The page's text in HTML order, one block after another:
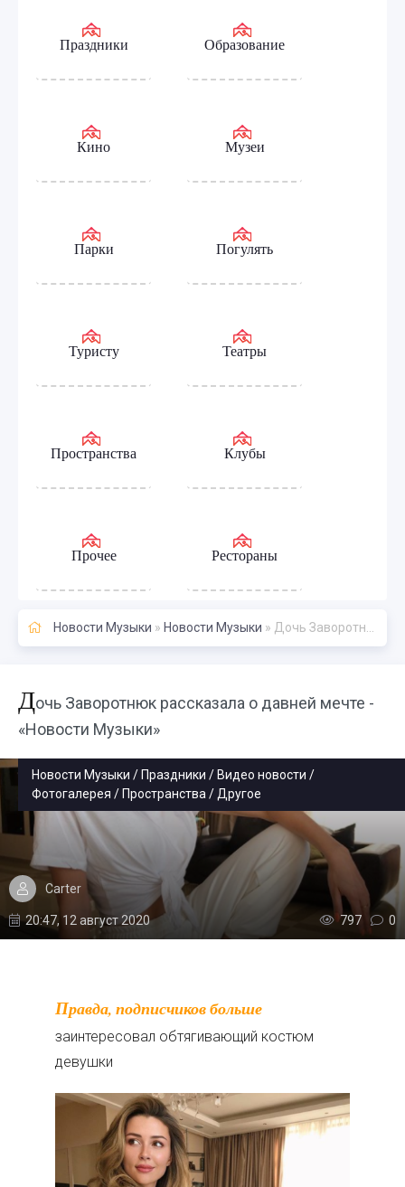
Праздники Образование
Кино Музеи
Парки Погулять
Туристу Театры
Пространства Клубы
Прочее Рестораны
Новости Музыки » Новости Музыки » Дочь Заворотнюк рассказала о давней мечте - «Новости Музыки»
Дочь Заворотнюк рассказала о давней мечте -
«Новости Музыки»
Новости Музыки / Праздники / Видео новости /
Фотогалерея / Пространства / Другое
Carter
20:47, 12 август 2020 797 0
Правда, подписчиков больше
заинтересовал обтягивающий костюм
девушки